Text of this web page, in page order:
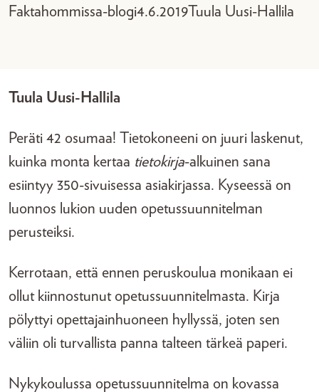
Faktahommissa-blogi4.6.2019Tuula Uusi-Hallila
Tuula Uusi-Hallila
Peräti 42 osumaa! Tietokoneeni on juuri laskenut,
kuinka monta kertaa tietokirja-alkuinen sana
esiintyy 350-sivuisessa asiakirjassa. Kyseessä on
luonnos lukion uuden opetussuunnitelman
perusteiksi.
Kerrotaan, että ennen peruskoulua monikaan ei
ollut kiinnostunut opetussuunnitelmasta. Kirja
pölyttyi opettajainhuoneen hyllyssä, joten sen
väliin oli turvallista panna talteen tärkeä paperi.
Nykykoulussa opetussuunnitelma on kovassa